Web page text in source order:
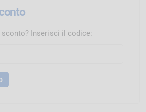
Inserisci il codice: